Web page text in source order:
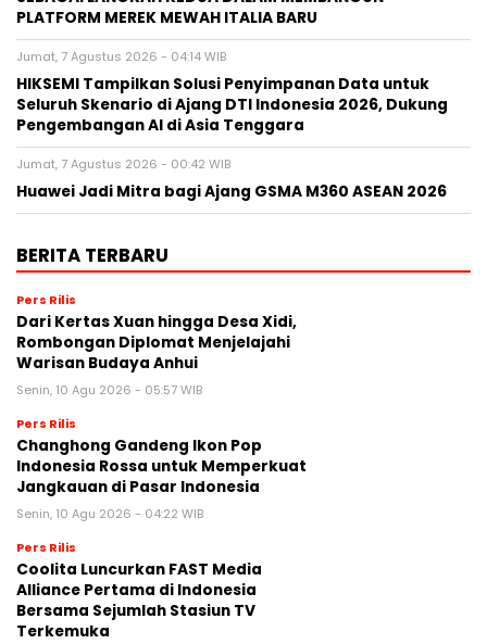
PLATFORM MEREK MEWAH ITALIA BARU
Jumat, 7 Agustus 2026 - 04:14 WIB
HIKSEMI Tampilkan Solusi Penyimpanan Data untuk
Seluruh Skenario di Ajang DTI Indonesia 2026, Dukung
Pengembangan AI di Asia Tenggara
Jumat, 7 Agustus 2026 - 00:42 WIB
Huawei Jadi Mitra bagi Ajang GSMA M360 ASEAN 2026
BERITA TERBARU
Pers Rilis
Dari Kertas Xuan hingga Desa Xidi,
Rombongan Diplomat Menjelajahi
Warisan Budaya Anhui
Senin, 10 Agu 2026 - 05:57 WIB
Pers Rilis
Changhong Gandeng Ikon Pop
Indonesia Rossa untuk Memperkuat
Jangkauan di Pasar Indonesia
Senin, 10 Agu 2026 - 04:22 WIB
Pers Rilis
Coolita Luncurkan FAST Media
Alliance Pertama di Indonesia
Bersama Sejumlah Stasiun TV
Terkemuka